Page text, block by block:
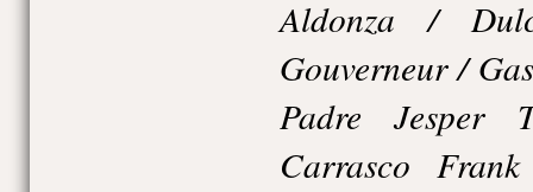
Aldonza /
Gouverneur /
Padre Jesper
Carrasco